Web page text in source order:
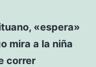
«espera»
mira a la niña
correr